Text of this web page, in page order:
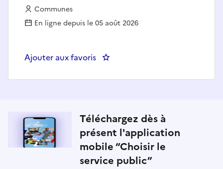
Employeur :
Communes
En ligne depuis le 05 août 2026
Ajouter aux favoris : Animateur à temps non
Téléchargez dès à
présent l'application
mobile “Choisir le
service public”